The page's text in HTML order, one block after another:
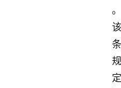
。
该
条
规
定